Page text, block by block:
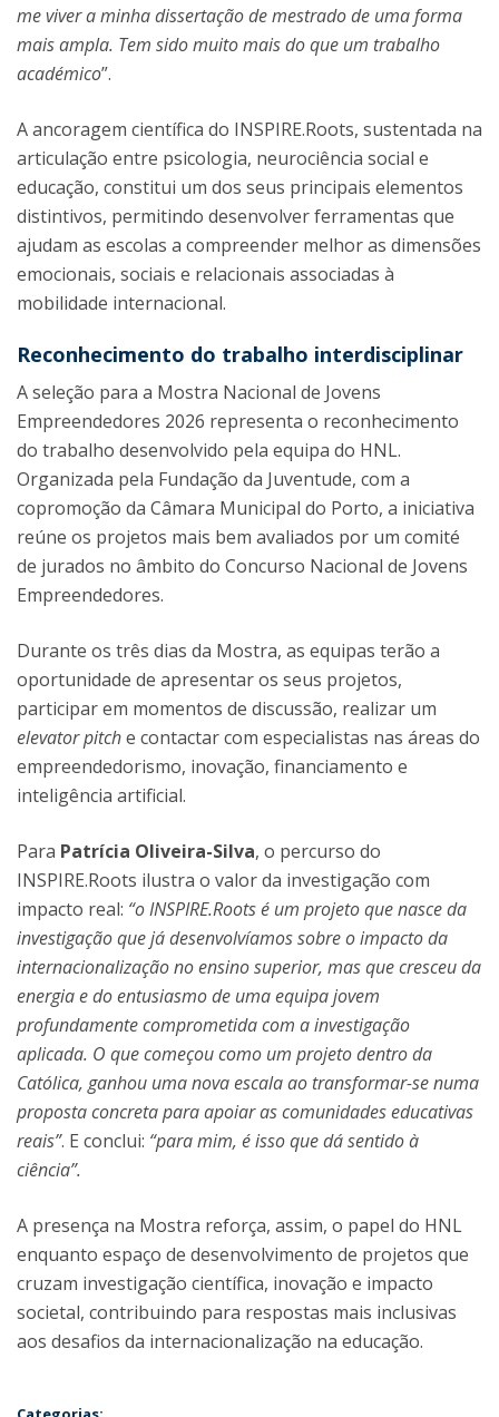
me viver a minha dissertação de mestrado de uma forma
mais ampla. Tem sido muito mais do que um trabalho
académico”.
A ancoragem científica do INSPIRE.Roots, sustentada na
articulação entre psicologia, neurociência social e
educação, constitui um dos seus principais elementos
distintivos, permitindo desenvolver ferramentas que
ajudam as escolas a compreender melhor as dimensões
emocionais, sociais e relacionais associadas à
mobilidade internacional.
Reconhecimento do trabalho interdisciplinar
A seleção para a Mostra Nacional de Jovens
Empreendedores 2026 representa o reconhecimento
do trabalho desenvolvido pela equipa do HNL.
Organizada pela Fundação da Juventude, com a
copromoção da Câmara Municipal do Porto, a iniciativa
reúne os projetos mais bem avaliados por um comité
de jurados no âmbito do Concurso Nacional de Jovens
Empreendedores.
Durante os três dias da Mostra, as equipas terão a
oportunidade de apresentar os seus projetos,
participar em momentos de discussão, realizar um
elevator pitche contactar com especialistas nas áreas do
empreendedorismo, inovação, financiamento e
inteligência artificial.
Para Patrícia Oliveira-Silva, o percurso do
INSPIRE.Roots ilustra o valor da investigação com
impacto real: “o INSPIRE.Roots é um projeto que nasce da
investigação que já desenvolvíamos sobre o impacto da
internacionalização no ensino superior, mas que cresceu da
energia e do entusiasmo de uma equipa jovem
profundamente comprometida com a investigação
aplicada. O que começou como um projeto dentro da
Católica, ganhou uma nova escala ao transformar-se numa
proposta concreta para apoiar as comunidades educativas
reais”. E conclui: “para mim, é isso que dá sentido à
ciência”.
A presença na Mostra reforça, assim, o papel do HNL
enquanto espaço de desenvolvimento de projetos que
cruzam investigação científica, inovação e impacto
societal, contribuindo para respostas mais inclusivas
aos desafios da internacionalização na educação.